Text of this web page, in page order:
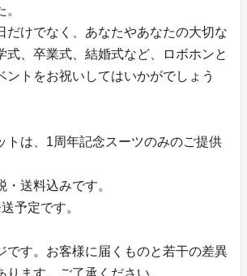
だけでなく、あなたやあなたの大切な
式、卒業式、結婚式など、ロボホンと
ントをお祝いしてはいかがでしょう
トは、1周年記念スーツのみのご提供
送料込みです。
予定です。
です。お客様に届くものと若干の差異